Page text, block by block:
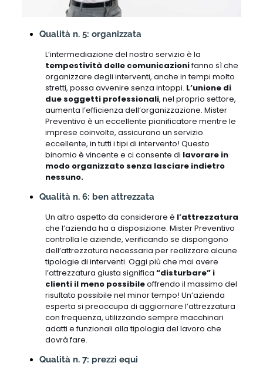
Qualità n. 5: organizzata
L’intermediazione del nostro servizio è la
tempestività delle comunicazionifanno sì che
organizzare degli interventi, anche in tempi molto
stretti, possa avvenire senza intoppi. L’unione di
due soggetti professionali, nel proprio settore,
aumenta l’efficienza dell’organizzazione. Mister
Preventivo è un eccellente pianificatore mentre le
imprese coinvolte, assicurano un servizio
eccellente, in tutti i tipi di intervento! Questo
binomio è vincente e ci consente di lavorare in
modo organizzato senza lasciare indietro
nessuno.
Qualità n. 6: ben attrezzata
Un altro aspetto da considerare è l’attrezzatura
che l’azienda ha a disposizione. Mister Preventivo
controlla le aziende, verificando se dispongono
dell’attrezzatura necessaria per realizzare alcune
tipologie di interventi. Oggi più che mai avere
l’attrezzatura giusta significa “disturbare” i
clienti il meno possibileoffrendo il massimo del
risultato possibile nel minor tempo! Un’azienda
esperta si preoccupa di aggiornare l’attrezzatura
con frequenza, utilizzando sempre macchinari
adatti e funzionali alla tipologia del lavoro che
dovrà fare.
Qualità n. 7: prezzi equi